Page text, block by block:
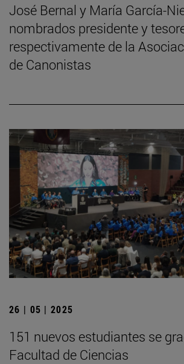
José Bernal y María García-
nombrados presidente y
respectivamente de la
de Canonistas
26 | 05 | 2025
151 nuevos estudiantes se
Facultad de Ciencias